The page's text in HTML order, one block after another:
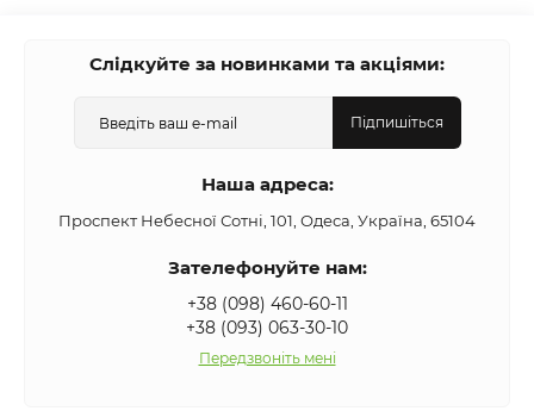
Слідкуйте за новинками та акціями:
Підпишіться
Наша адреса:
Проспект Небесної Сотні, 101, Одеса, Україна, 65104
Зателефонуйте нам:
+38 (098) 460-60-11
+38 (093) 063-30-10
Передзвоніть мені